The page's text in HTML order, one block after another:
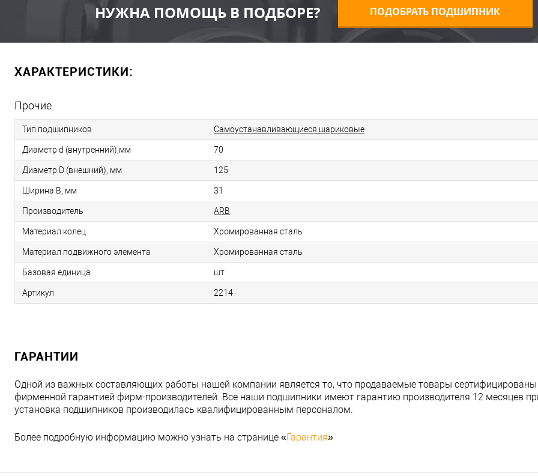
НУЖНА ПОМОЩЬ В ПОДБОРЕ? ПОДОБРАТЬ ПОДШИПНИК
ХАРАКТЕРИСТИКИ:
Прочие
Тип подшипников Самоустанавливающиеся шариковые
Диаметр d (внутренний),мм 70
Диаметр D (внешний), мм 125
Ширина B, мм 31
Производитель ARB
Материал колец Хромированная сталь
Материал подвижного элемента Хромированная сталь
Базовая единица шт
Артикул 2214
ГАРАНТИИ
Одной из важных составляющих работы нашей компании является то, что продаваемые товары сертифицированы
фирменной гарантией фирм-производителей. Все наши подшипники имеют гарантию производителя 12 месяцев
установка подшипников производилась квалифицированным персоналом.
Более подробную информацию можно узнать на странице «Гарантия»